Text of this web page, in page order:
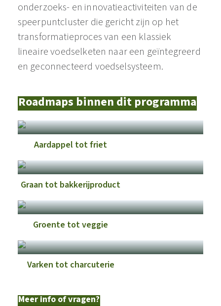
onderzoeks- en innovatieactiviteiten van de
speerpuntcluster die gericht zijn op het
transformatieproces van een klassiek
lineaire voedselketen naar een geïntegreerd
en geconnecteerd voedselsysteem.
Roadmaps binnen dit programma
Aardappel tot friet
Graan tot bakkerijproduct
Groente tot veggie
Varken tot charcuterie
Meer info of vragen?